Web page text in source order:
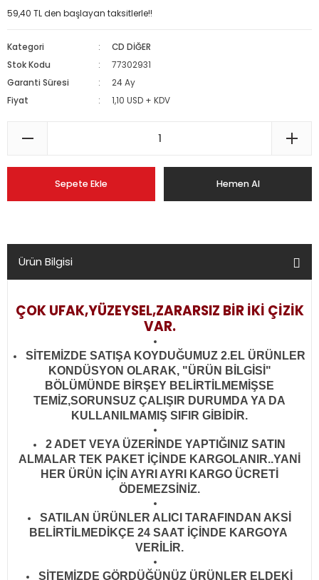
59,40 TL den başlayan taksitlerle!!
Kategori
CD DİĞER
Stok Kodu
77302931
Garanti Süresi
24 Ay
Fiyat
1,10 USD + KDV
Sepete Ekle Hemen Al
Ürün Bilgisi
ÇOK UFAK,YÜZEYSEL,ZARARSIZ BİR İKİ ÇİZİK
VAR.
SİTEMİZDE SATIŞA KOYDUĞUMUZ 2.EL ÜRÜNLER
KONDÜSYON OLARAK, "ÜRÜN BİLGİSİ"
BÖLÜMÜNDE BİRŞEY BELİRTİLMEMİŞSE
TEMİZ,SORUNSUZ ÇALIŞIR DURUMDA YA DA
KULLANILMAMIŞ SIFIR GİBİDİR.
2 ADET VEYA ÜZERİNDE YAPTIĞINIZ SATIN
ALMALAR TEK PAKET İÇİNDE KARGOLANIR..YANİ
HER ÜRÜN İÇİN AYRI AYRI KARGO ÜCRETİ
ÖDEMEZSİNİZ.
SATILAN ÜRÜNLER ALICI TARAFINDAN AKSİ
BELİRTİLMEDİKÇE 24 SAAT İÇİNDE KARGOYA
VERİLİR.
SİTEMİZDE GÖRDÜĞÜNÜZ ÜRÜNLER ELDEKİ